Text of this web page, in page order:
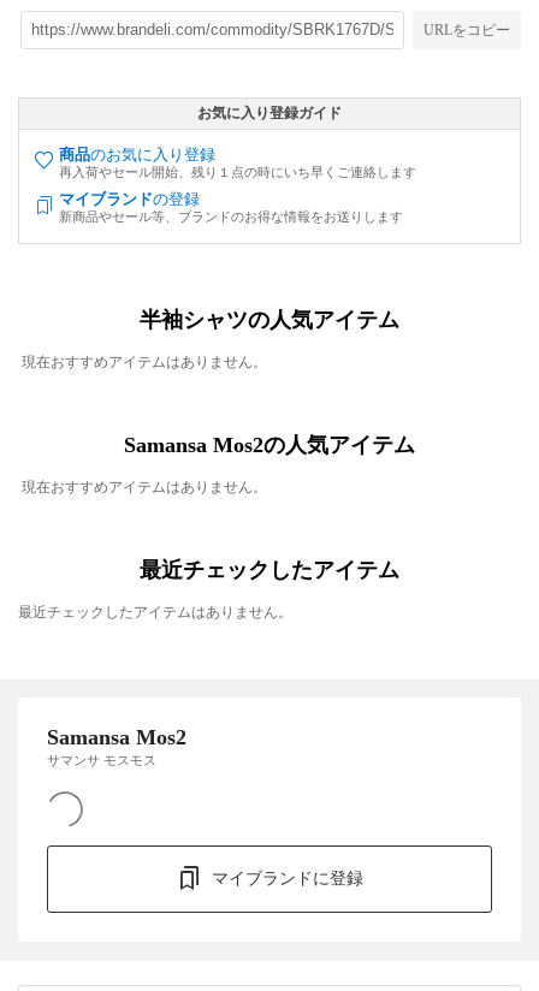
URLをコピー
お気に入り登録ガイド
商品のお気に入り登録
再入荷やセール開始、残り１点の時にいち早くご連絡します
マイブランドの登録
新商品やセール等、ブランドのお得な情報をお送りします
半袖シャツの人気アイテム
現在おすすめアイテムはありません。
Samansa Mos2の人気アイテム
現在おすすめアイテムはありません。
最近チェックしたアイテム
最近チェックしたアイテムはありません。
Samansa Mos2
サマンサ モスモス
マイブランドに登録